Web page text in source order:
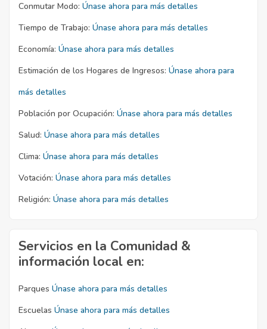
Conmutar Modo: Únase ahora para más detalles
Tiempo de Trabajo: Únase ahora para más detalles
Economía: Únase ahora para más detalles
Estimación de los Hogares de Ingresos: Únase ahora para
más detalles
Población por Ocupación: Únase ahora para más detalles
Salud: Únase ahora para más detalles
Clima: Únase ahora para más detalles
Votación: Únase ahora para más detalles
Religión: Únase ahora para más detalles
Servicios en la Comunidad &
información local en:
Parques Únase ahora para más detalles
Escuelas Únase ahora para más detalles